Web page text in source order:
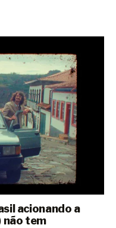
acionando a
não tem